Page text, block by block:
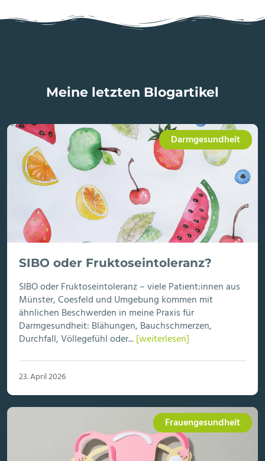
Meine letzten Blogartikel
Darmgesundheit
SIBO oder Fruktoseintoleranz?
SIBO oder Fruktoseintoleranz – viele Patient:innen aus
Münster, Coesfeld und Umgebung kommen mit
ähnlichen Beschwerden in meine Praxis für
Darmgesundheit: Blähungen, Bauchschmerzen,
Durchfall, Völlegefühl oder...[weiterlesen]
23. April 2026
Frauengesundheit